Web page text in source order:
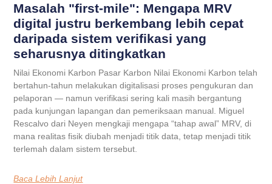
Masalah "first-mile": Mengapa MRV
digital justru berkembang lebih cepat
daripada sistem verifikasi yang
seharusnya ditingkatkan
Nilai Ekonomi Karbon Pasar Karbon Nilai Ekonomi Karbon telah
bertahun-tahun melakukan digitalisasi proses pengukuran dan
pelaporan — namun verifikasi sering kali masih bergantung
pada kunjungan lapangan dan pemeriksaan manual. Miguel
Rescalvo dari Neyen mengkaji mengapa “tahap awal” MRV, di
mana realitas fisik diubah menjadi titik data, tetap menjadi titik
terlemah dalam sistem tersebut.
Baca Lebih Lanjut